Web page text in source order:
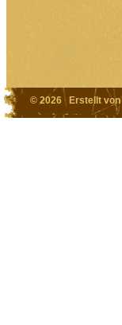
© 2026 Erstellt von